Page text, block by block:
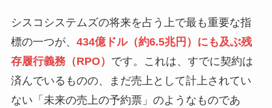
シスコシステムズの将来を占う上で最も重要な指
標の一つが、 434億ドル（約6.5兆円）にも及ぶ残
存履行義務（RPO） です。これは、すでに契約は
済んでいるものの、まだ売上として計上されてい
ない「未来の売上の予約票」のようなものであ